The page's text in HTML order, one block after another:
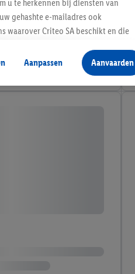
u te herkennen bij diensten van
gehashte e-mailadres ook
Criteo SA beschikt en die
advertenties voor producten waarin
toe te voegen, maar het
weergegeven als er met behulp
Aanpassen Aanvaarden